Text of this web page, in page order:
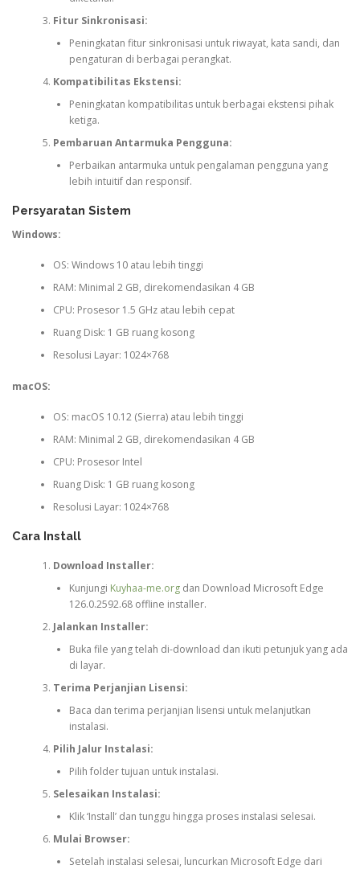
Fitur Sinkronisasi:
Peningkatan fitur sinkronisasi untuk riwayat, kata sandi, dan
pengaturan di berbagai perangkat.
Kompatibilitas Ekstensi:
Peningkatan kompatibilitas untuk berbagai ekstensi pihak
ketiga.
Pembaruan Antarmuka Pengguna:
Perbaikan antarmuka untuk pengalaman pengguna yang
lebih intuitif dan responsif.
Persyaratan Sistem
Windows:
OS: Windows 10 atau lebih tinggi
RAM: Minimal 2 GB, direkomendasikan 4 GB
CPU: Prosesor 1.5 GHz atau lebih cepat
Ruang Disk: 1 GB ruang kosong
Resolusi Layar: 1024×768
macOS:
OS: macOS 10.12 (Sierra) atau lebih tinggi
RAM: Minimal 2 GB, direkomendasikan 4 GB
CPU: Prosesor Intel
Ruang Disk: 1 GB ruang kosong
Resolusi Layar: 1024×768
Cara Install
Download Installer:
Kunjungi Kuyhaa-me.orgdan Download Microsoft Edge
126.0.2592.68 offline installer.
Jalankan Installer:
Buka file yang telah di-download dan ikuti petunjuk yang ada
di layar.
Terima Perjanjian Lisensi:
Baca dan terima perjanjian lisensi untuk melanjutkan
instalasi.
Pilih Jalur Instalasi:
Pilih folder tujuan untuk instalasi.
Selesaikan Instalasi:
Klik ‘Install’ dan tunggu hingga proses instalasi selesai.
Mulai Browser:
Setelah instalasi selesai, luncurkan Microsoft Edge dari